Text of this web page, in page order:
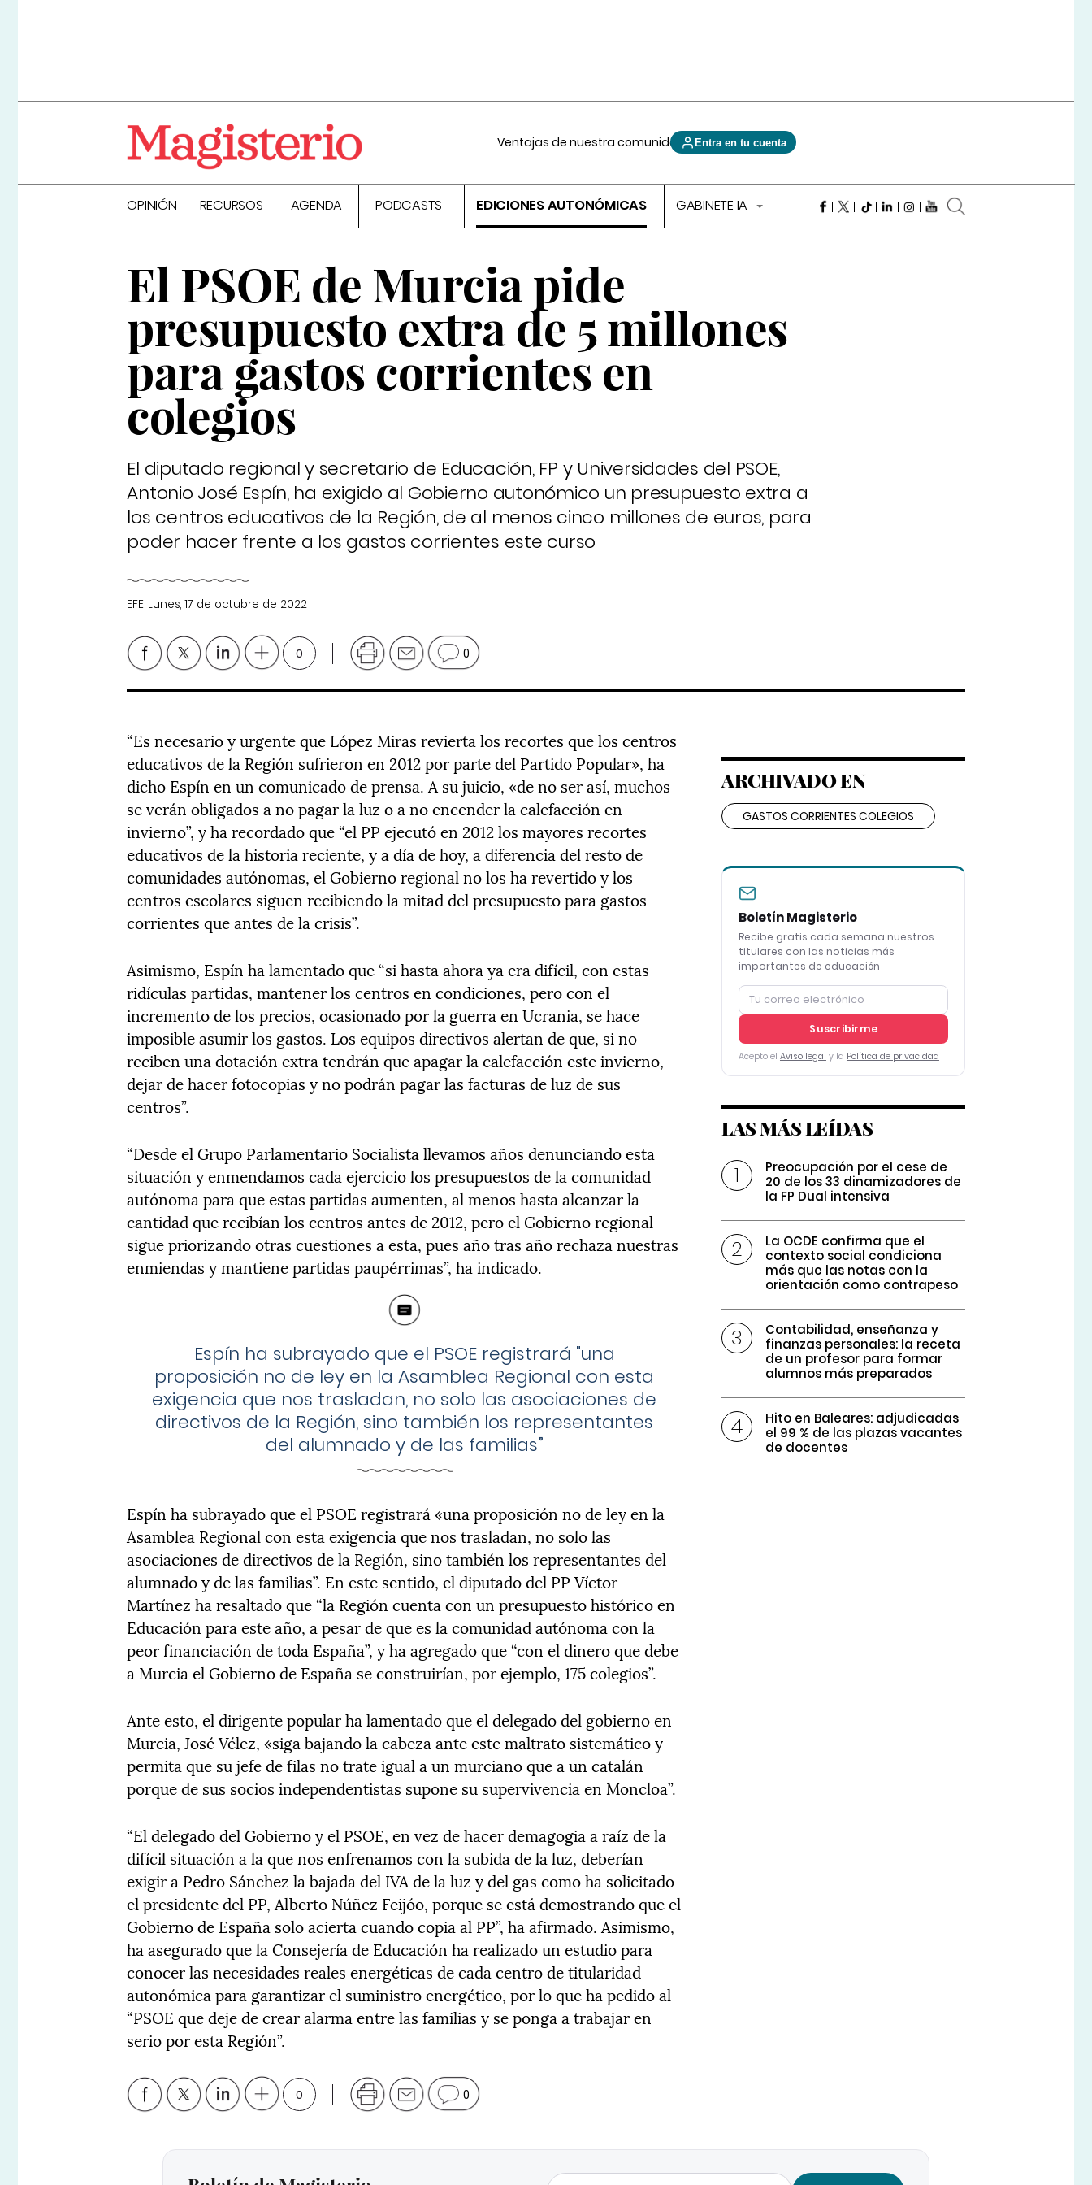
Ventajas de nuestra comunidad Entra en tu cuenta
OPINIÓN RECURSOS AGENDA PODCASTS EDICIONES AUTONÓMICAS GABINETE IA
El PSOE de Murcia pide
presupuesto extra de 5 millones
para gastos corrientes en
colegios
El diputado regional y secretario de Educación, FP y Universidades del PSOE,
Antonio José Espín, ha exigido al Gobierno autonómico un presupuesto extra a
los centros educativos de la Región, de al menos cinco millones de euros, para
poder hacer frente a los gastos corrientes este curso
EFE Lunes, 17 de octubre de 2022
0 0
“Es necesario y urgente que López Miras revierta los recortes que los centros
educativos de la Región sufrieron en 2012 por parte del Partido Popular», ha
dicho Espín en un comunicado de prensa. A su juicio, «de no ser así, muchos
se verán obligados a no pagar la luz o a no encender la calefacción en
invierno”, y ha recordado que “el PP ejecutó en 2012 los mayores recortes
educativos de la historia reciente, y a día de hoy, a diferencia del resto de
comunidades autónomas, el Gobierno regional no los ha revertido y los
centros escolares siguen recibiendo la mitad del presupuesto para gastos
corrientes que antes de la crisis”.
Asimismo, Espín ha lamentado que “si hasta ahora ya era difícil, con estas
ridículas partidas, mantener los centros en condiciones, pero con el
incremento de los precios, ocasionado por la guerra en Ucrania, se hace
imposible asumir los gastos. Los equipos directivos alertan de que, si no
reciben una dotación extra tendrán que apagar la calefacción este invierno,
dejar de hacer fotocopias y no podrán pagar las facturas de luz de sus
centros”.
“Desde el Grupo Parlamentario Socialista llevamos años denunciando esta
situación y enmendamos cada ejercicio los presupuestos de la comunidad
autónoma para que estas partidas aumenten, al menos hasta alcanzar la
cantidad que recibían los centros antes de 2012, pero el Gobierno regional
sigue priorizando otras cuestiones a esta, pues año tras año rechaza nuestras
enmiendas y mantiene partidas paupérrimas”, ha indicado.
Espín ha subrayado que el PSOE registrará "una
proposición no de ley en la Asamblea Regional con esta
exigencia que nos trasladan, no solo las asociaciones de
directivos de la Región, sino también los representantes
del alumnado y de las familias”
Espín ha subrayado que el PSOE registrará «una proposición no de ley en la
Asamblea Regional con esta exigencia que nos trasladan, no solo las
asociaciones de directivos de la Región, sino también los representantes del
alumnado y de las familias”. En este sentido, el diputado del PP Víctor
Martínez ha resaltado que “la Región cuenta con un presupuesto histórico en
Educación para este año, a pesar de que es la comunidad autónoma con la
peor financiación de toda España”, y ha agregado que “con el dinero que debe
a Murcia el Gobierno de España se construirían, por ejemplo, 175 colegios”.
Ante esto, el dirigente popular ha lamentado que el delegado del gobierno en
Murcia, José Vélez, «siga bajando la cabeza ante este maltrato sistemático y
permita que su jefe de filas no trate igual a un murciano que a un catalán
porque de sus socios independentistas supone su supervivencia en Moncloa”.
“El delegado del Gobierno y el PSOE, en vez de hacer demagogia a raíz de la
difícil situación a la que nos enfrenamos con la subida de la luz, deberían
exigir a Pedro Sánchez la bajada del IVA de la luz y del gas como ha solicitado
el presidente del PP, Alberto Núñez Feijóo, porque se está demostrando que el
Gobierno de España solo acierta cuando copia al PP”, ha afirmado. Asimismo,
ha asegurado que la Consejería de Educación ha realizado un estudio para
conocer las necesidades reales energéticas de cada centro de titularidad
autonómica para garantizar el suministro energético, por lo que ha pedido al
“PSOE que deje de crear alarma entre las familias y se ponga a trabajar en
serio por esta Región”.
0 0
ARCHIVADO EN
GASTOS CORRIENTES COLEGIOS
Boletín Magisterio
Recibe gratis cada semana nuestros
titulares con las noticias más
importantes de educación
Suscribirme
Acepto el Aviso legal y la Política de privacidad
LAS MÁS LEÍDAS
Preocupación por el cese de
20 de los 33 dinamizadores de
la FP Dual intensiva
La OCDE confirma que el
contexto social condiciona
más que las notas con la
orientación como contrapeso
Contabilidad, enseñanza y
finanzas personales: la receta
de un profesor para formar
alumnos más preparados
Hito en Baleares: adjudicadas
el 99 % de las plazas vacantes
de docentes